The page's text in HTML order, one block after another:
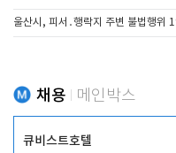
울산시, 피서․행락지 주변 불법행위
채용 메인박스
큐비스트호텔